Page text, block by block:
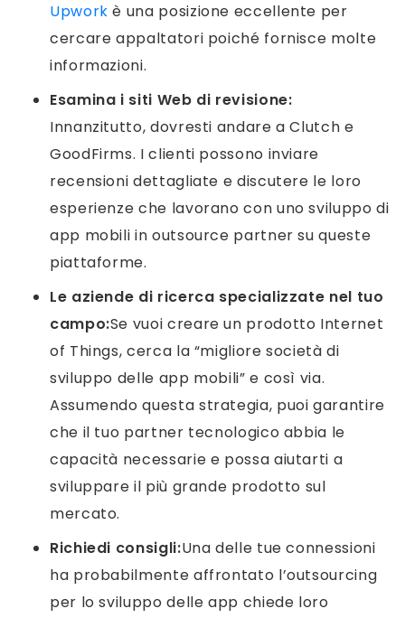
Upworkè una posizione eccellente per
cercare appaltatori poiché fornisce molte
informazioni.
Esamina i siti Web di revisione:
Innanzitutto, dovresti andare a Clutch e
GoodFirms. I clienti possono inviare
recensioni dettagliate e discutere le loro
esperienze che lavorano con uno sviluppo di
app mobili in outsource partner su queste
piattaforme.
Le aziende di ricerca specializzate nel tuo
campo:Se vuoi creare un prodotto Internet
of Things, cerca la “migliore società di
sviluppo delle app mobili” e così via.
Assumendo questa strategia, puoi garantire
che il tuo partner tecnologico abbia le
capacità necessarie e possa aiutarti a
sviluppare il più grande prodotto sul
mercato.
Richiedi consigli:Una delle tue connessioni
ha probabilmente affrontato l’outsourcing
per lo sviluppo delle app chiede loro